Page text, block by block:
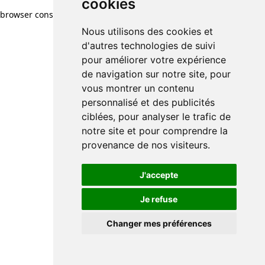
cookies
Nous utilisons des cookies et
d'autres technologies de suivi
pour améliorer votre expérience
de navigation sur notre site, pour
vous montrer un contenu
personnalisé et des publicités
ciblées, pour analyser le trafic de
notre site et pour comprendre la
provenance de nos visiteurs.
J'accepte
Je refuse
Changer mes préférences
browser console for more information)